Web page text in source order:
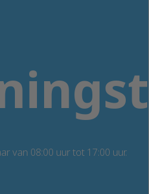
van 08:00 uur tot 17:00 uur.